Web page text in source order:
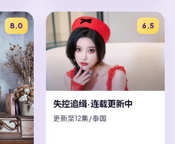
8.0 6.5
失控追缉·连载更新中
更新至12集/泰国